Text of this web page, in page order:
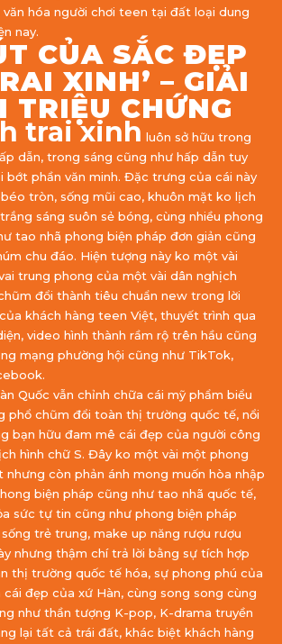
hóa người chơi teen tại đất loại dung
nay.
CỦA SẮC ĐẸP
XINH’ – GIẢI
TRIỆU CHỨNG
trai xinh luôn sở hữu trong
dẫn, trong sáng cũng như hấp dẫn tuy
bớt phần văn minh. Đặc trưng của cái này
tròn, sống mũi cao, khuôn mặt ko lịch
sáng suôn sẻ bóng, cùng nhiều phong
tao nhã phong biện pháp đơn giản cũng
chu đáo. Hiện tượng này ko một vài
trung phong của một vài dân nghịch
đổi thành tiêu chuẩn new trong lời
khách hàng teen Việt, thuyết trình qua
video hình thành rầm rộ trên hầu cũng
mạng phường hội cũng như TikTok,
Quốc vẫn chỉnh chữa cái mỹ phẩm biểu
phổ chũm đổi toàn thị trường quốc tế, nổi
bạn hữu đam mê cái đẹp của người công
hình chữ S. Đây ko một vài một phong
nhưng còn phản ánh mong muốn hòa nhập
biện pháp cũng như tao nhã quốc tế,
sức tự tin cũng như phong biện pháp
trẻ trung, make up năng rượu rượu
nhưng thậm chí trả lời bằng sự tích hợp
thị trường quốc tế hóa, sự phong phú của
đẹp của xứ Hàn, cùng song song cùng
như thần tượng K-pop, K-drama truyền
lại tất cả trái đất, khác biệt khách hàng